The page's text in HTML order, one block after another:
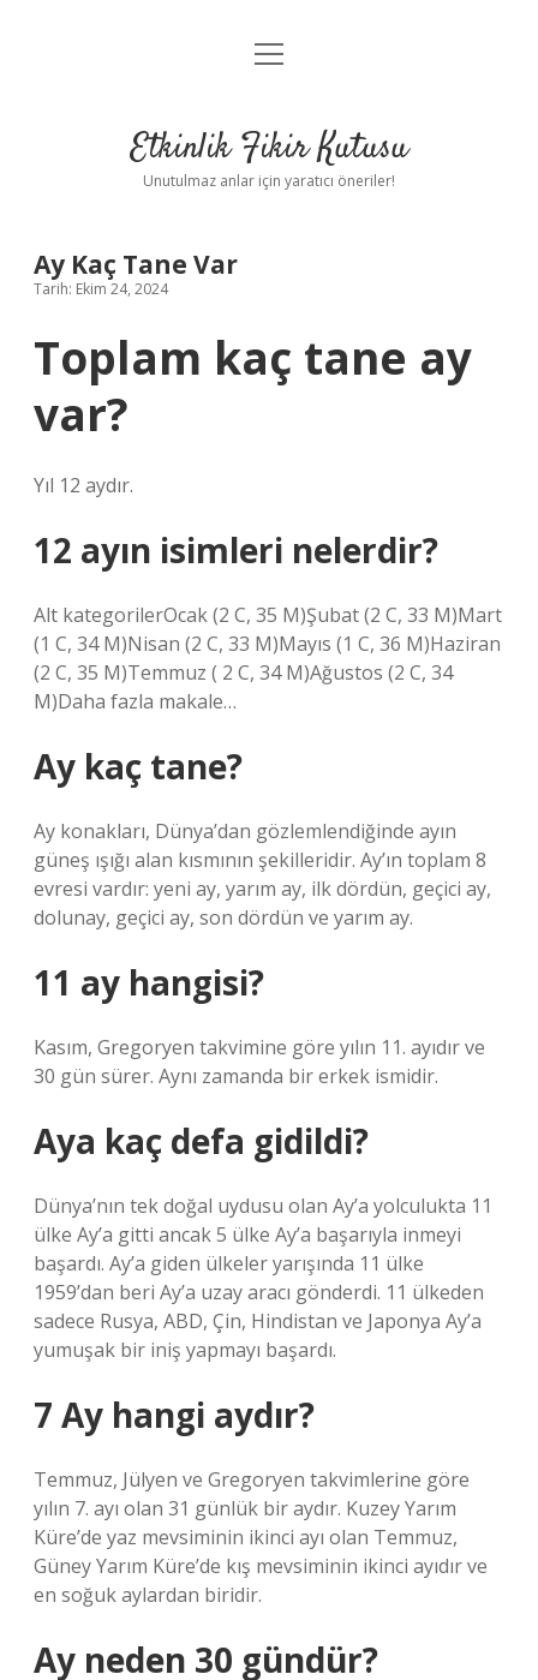
Anasayfa
Yasal Uyarı
menüyü
Etkinlik Fikir Kutusu
Unutulmaz anlar için yaratıcı öneriler!
Ay Kaç Tane Var
Tarih: Ekim 24, 2024
Toplam kaç tane ay
var?
Yıl 12 aydır.
12 ayın isimleri nelerdir?
Alt kategorilerOcak (2 C, 35 M)Şubat (2 C, 33 M)Mart
(1 C, 34 M)Nisan (2 C, 33 M)Mayıs (1 C, 36 M)Haziran
(2 C, 35 M)Temmuz ( 2 C, 34 M)Ağustos (2 C, 34
M)Daha fazla makale…
Ay kaç tane?
Ay konakları, Dünya’dan gözlemlendiğinde ayın
güneş ışığı alan kısmının şekilleridir. Ay’ın toplam 8
evresi vardır: yeni ay, yarım ay, ilk dördün, geçici ay,
dolunay, geçici ay, son dördün ve yarım ay.
11 ay hangisi?
Kasım, Gregoryen takvimine göre yılın 11. ayıdır ve
30 gün sürer. Aynı zamanda bir erkek ismidir.
Aya kaç defa gidildi?
Dünya’nın tek doğal uydusu olan Ay’a yolculukta 11
ülke Ay’a gitti ancak 5 ülke Ay’a başarıyla inmeyi
başardı. Ay’a giden ülkeler yarışında 11 ülke
1959’dan beri Ay’a uzay aracı gönderdi. 11 ülkeden
sadece Rusya, ABD, Çin, Hindistan ve Japonya Ay’a
yumuşak bir iniş yapmayı başardı.
7 Ay hangi aydır?
Temmuz, Jülyen ve Gregoryen takvimlerine göre
yılın 7. ayı olan 31 günlük bir aydır. Kuzey Yarım
Küre’de yaz mevsiminin ikinci ayı olan Temmuz,
Güney Yarım Küre’de kış mevsiminin ikinci ayıdır ve
en soğuk aylardan biridir.
Ay neden 30 gündür?